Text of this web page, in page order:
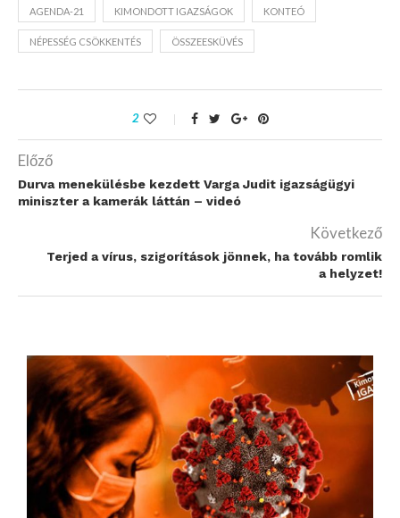
AGENDA-21 KIMONDOTT IGAZSÁGOK KONTEÓ
NÉPESSÉG CSÖKKENTÉS ÖSSZEESKÜVÉS
2
Előző
Durva menekülésbe kezdett Varga Judit igazságügyi
miniszter a kamerák láttán – videó
Következő
Terjed a vírus, szigorítások jönnek, ha tovább romlik
a helyzet!